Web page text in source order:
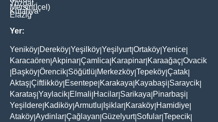
Yozgat
Mersin(İçel)
Kütahya
Elaziğ
Yer:
Yeniköy Dereköy Yeşilköy Yeşilyurt|Ortaköy Yenice
Karacaören Akpinar Çamlica Karapinar Karaağaç Ovacik
Başköy Örencik Söğütlü Merkezköy Tepeköy Çatak
Aktaş Çiftlikköy Esentepe Karakaya Kayabaşi Saraycik
Karataş Yaylacik Elmali Hacilar Sarikaya Pinarbaşi
Yeşildere Kadiköy Armutlu Işiklar Karaköy Hamidiye
Ataköy Aydinlar Çağlayan Güzelyurt| Sofular Tepecik